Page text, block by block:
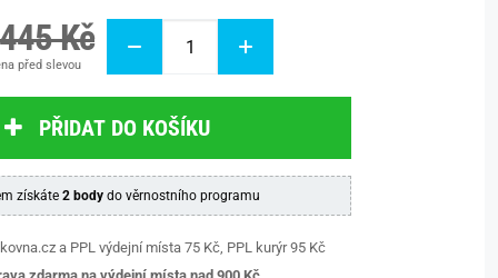
Kč
před slevou
PŘIDAT DO KOŠÍKU
získáte 2 bodydo věrnostního programu
a PPL výdejní místa 75 Kč, PPL kurýr 95 Kč